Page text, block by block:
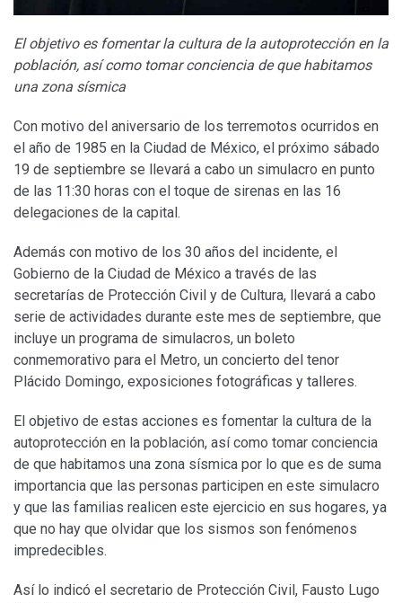
El objetivo es fomentar la cultura de la autoprotección en la
población, así como tomar conciencia de que habitamos
una zona sísmica
Con motivo del aniversario de los terremotos ocurridos en
el año de 1985 en la Ciudad de México, el próximo sábado
19 de septiembre se llevará a cabo un simulacro en punto
de las 11:30 horas con el toque de sirenas en las 16
delegaciones de la capital.
Además con motivo de los 30 años del incidente, el
Gobierno de la Ciudad de México a través de las
secretarías de Protección Civil y de Cultura, llevará a cabo
serie de actividades durante este mes de septiembre, que
incluye un programa de simulacros, un boleto
conmemorativo para el Metro, un concierto del tenor
Plácido Domingo, exposiciones fotográficas y talleres.
El objetivo de estas acciones es fomentar la cultura de la
autoprotección en la población, así como tomar conciencia
de que habitamos una zona sísmica por lo que es de suma
importancia que las personas participen en este simulacro
y que las familias realicen este ejercicio en sus hogares, ya
que no hay que olvidar que los sismos son fenómenos
impredecibles.
Así lo indicó el secretario de Protección Civil, Fausto Lugo